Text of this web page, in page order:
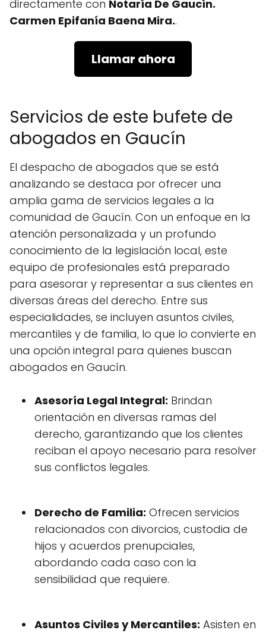
directamente con Notaría De Gaucín.
Carmen Epifanía Baena Mira..
Llamar ahora
Servicios de este bufete de
abogados en Gaucín
El despacho de abogados que se está
analizando se destaca por ofrecer una
amplia gama de servicios legales a la
comunidad de Gaucín. Con un enfoque en la
atención personalizada y un profundo
conocimiento de la legislación local, este
equipo de profesionales está preparado
para asesorar y representar a sus clientes en
diversas áreas del derecho. Entre sus
especialidades, se incluyen asuntos civiles,
mercantiles y de familia, lo que lo convierte en
una opción integral para quienes buscan
abogados en Gaucín.
Asesoría Legal Integral: Brindan
orientación en diversas ramas del
derecho, garantizando que los clientes
reciban el apoyo necesario para resolver
sus conflictos legales.
Derecho de Familia: Ofrecen servicios
relacionados con divorcios, custodia de
hijos y acuerdos prenupciales,
abordando cada caso con la
sensibilidad que requiere.
Asuntos Civiles y Mercantiles: Asisten en